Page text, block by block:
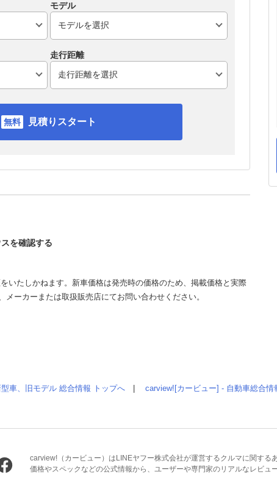
モデル
走行距離
見積りスタート
を確認する
いたしかねます。新車価格は発売時の価格のため、掲載価格と実際
ーカーまたは取扱販売店にてお問い合わせください。
車、旧モデル 総合情報 トップへ carview![カービュー] - 自動車総合
carview!（カービュー）はLINEヤフー株式会社が運営するクルマに関する
価格やスペックなどの公式情報から、ユーザーや専門家のリアルなレビュ